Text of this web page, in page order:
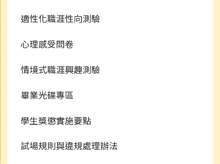
適性化職涯性向測驗
心理感受問卷
情境式職涯興趣測驗
畢業光碟專區
學生獎懲實施要點
試場規則與違規處理辦法